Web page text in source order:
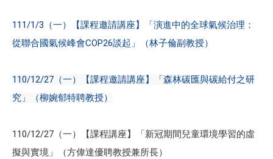
111/1/3（一）【課程邀請講座】「演進中的全球氣候治理：
從聯合國氣候峰會COP26談起」（林子倫副教授）
110/12/27（一）【課程邀請講座】「森林碳匯與碳給付之研
究」（柳婉郁特聘教授）
110/12/27（一）【課程講座】「新冠期間兒童環境學習的虛
擬與實境」（方偉達優聘教授兼所長）